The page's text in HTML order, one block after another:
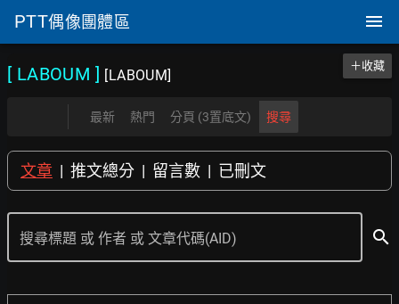
PTT偶像團體區
[ LABOUM ] [LABOUM]
＋收藏
最新 熱門 分頁 (3置底文) 搜尋
文章 | 推文總分 | 留言數 | 已刪文
搜尋標題 或 作者 或 文章代碼(AID) search